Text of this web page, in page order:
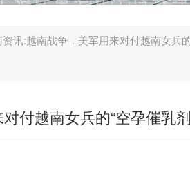
资讯:越南战争，美军用来对付越南女兵
付越南女兵的“空孕催乳